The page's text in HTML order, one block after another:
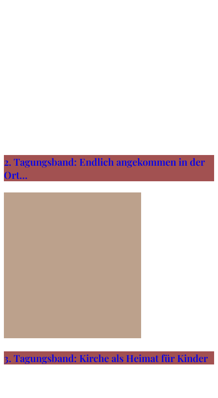
2. Tagungsband: Endlich angekommen in der
Ort…
3. Tagungsband: Kirche als Heimat für Kinder